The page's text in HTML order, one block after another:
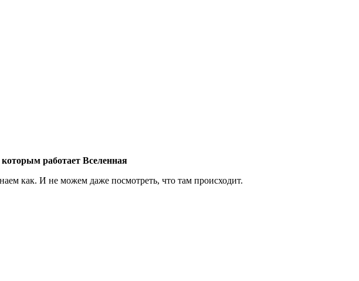
работает Вселенная
как. И не можем даже посмотреть, что там происходит.